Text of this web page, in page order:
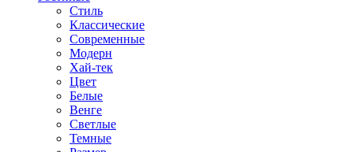
Стиль
Классические
Современные
Модерн
Хай-тек
Цвет
Белые
Венге
Светлые
Темные